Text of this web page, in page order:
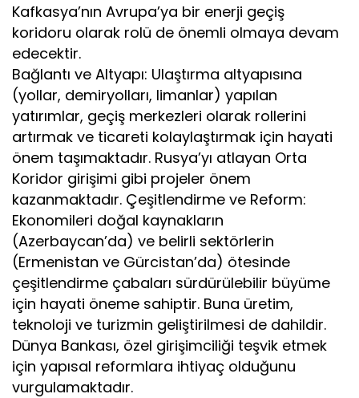
Kafkasya’nın Avrupa’ya bir enerji geçiş
koridoru olarak rolü de önemli olmaya devam
edecektir.
Bağlantı ve Altyapı: Ulaştırma altyapısına
(yollar, demiryolları, limanlar) yapılan
yatırımlar, geçiş merkezleri olarak rollerini
artırmak ve ticareti kolaylaştırmak için hayati
önem taşımaktadır. Rusya’yı atlayan Orta
Koridor girişimi gibi projeler önem
kazanmaktadır. Çeşitlendirme ve Reform:
Ekonomileri doğal kaynakların
(Azerbaycan’da) ve belirli sektörlerin
(Ermenistan ve Gürcistan’da) ötesinde
çeşitlendirme çabaları sürdürülebilir büyüme
için hayati öneme sahiptir. Buna üretim,
teknoloji ve turizmin geliştirilmesi de dahildir.
Dünya Bankası, özel girişimciliği teşvik etmek
için yapısal reformlara ihtiyaç olduğunu
vurgulamaktadır.